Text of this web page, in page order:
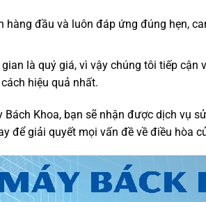
hàng đầu và luôn đáp ứng đúng hẹn,
là quý giá, vì vậy chúng tôi tiếp
hiệu quả nhất.
Khoa, bạn sẽ nhận được dịch vụ
để giải quyết mọi vấn đề về điều hòa